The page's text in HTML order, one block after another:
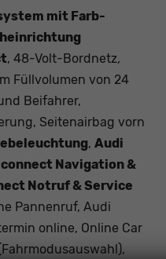
mit Farb-
, 48-Volt-Bordnetz,
Füllvolumen von 24
Beifahrer,
Seitenairbag vorn
, Audi
Navigation &
Notruf & Service
Pannenruf, Audi
online, Online Car